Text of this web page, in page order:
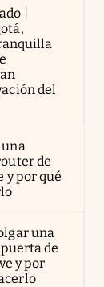
|
del
una
de
y por qué
una
de
y por